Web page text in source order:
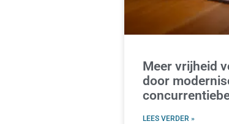
Meer vrijheid
door
LEES VERDER »